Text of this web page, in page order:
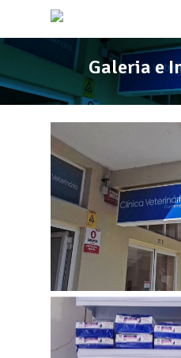
Galeria e